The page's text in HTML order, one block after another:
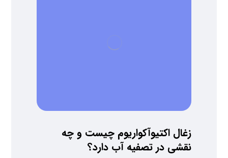
زغال اکتیوآکواریوم چیست و چه
نقشی در تصفیه آب دارد؟